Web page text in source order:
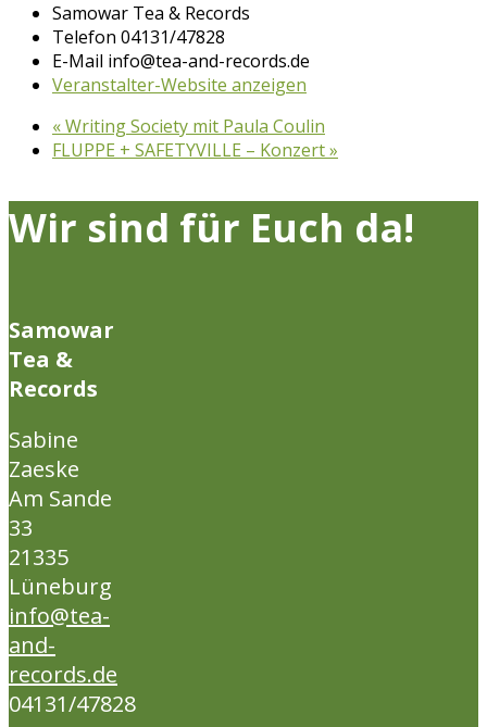
Samowar Tea & Records
Telefon 04131/47828
E-Mail info@tea-and-records.de
Veranstalter-Website anzeigen
«Writing Society mit Paula Coulin
FLUPPE + SAFETYVILLE – Konzert»
Wir sind für Euch da!
Samowar
Tea &
Records
Sabine
Zaeske
Am Sande
33
21335
Lüneburg
info@tea-
and-
records.de
04131/47828